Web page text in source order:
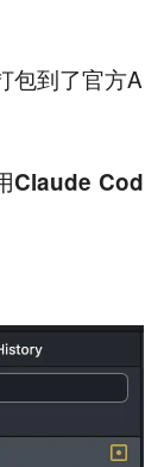
包到了官方A
Claude Cod